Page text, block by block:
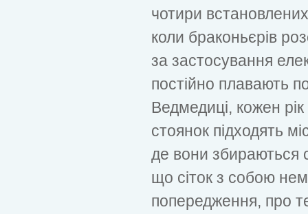
чотири
коли браконьєрів
за застосування
постійно плавають
Ведмедиці, кожен
стоянок підходять
де вони збираються
що сіток з собою
попередження, про